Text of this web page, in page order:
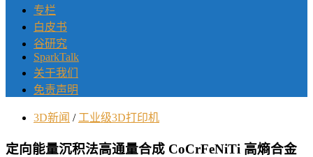
专栏
白皮书
谷研究
SparkTalk
关于我们
免责声明
3D新闻 / 工业级3D打印机
定向能量沉积法高通量合成 CoCrFeNiTi 高熵合金